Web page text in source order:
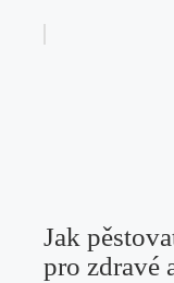
Jak
pro zdravé